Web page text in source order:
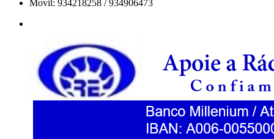
Movil: 934218258 / 934906473